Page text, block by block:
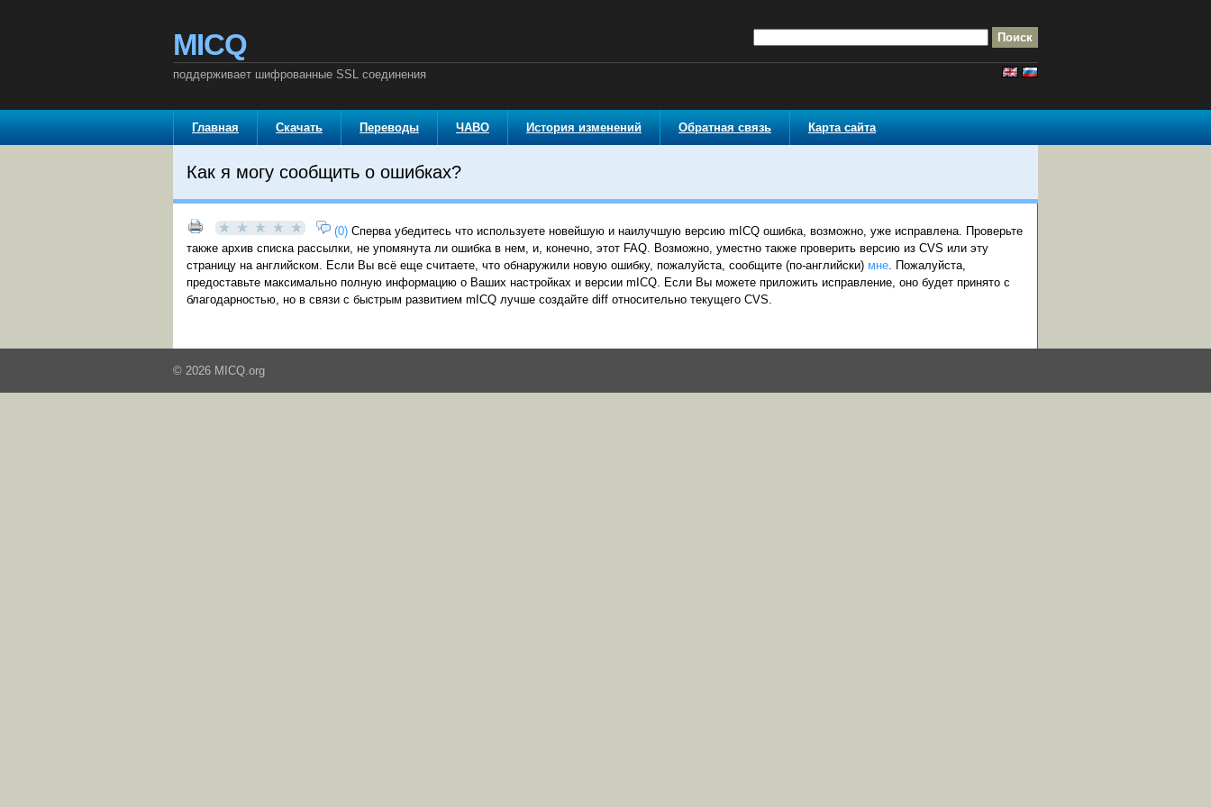
MICQ
поддерживает шифрованные SSL соединения
Главная Скачать Переводы ЧАВО История изменений Обратная связь Карта сайта
Как я могу сообщить о ошибках?
(0) Сперва убедитесь что используете новейшую и наилучшую версию mICQ ошибка, возможно, уже исправлена. Проверьте
также архив списка рассылки, не упомянута ли ошибка в нем, и, конечно, этот FAQ. Возможно, уместно также проверить версию из CVS или эту
страницу на английском. Если Вы всё еще считаете, что обнаружили новую ошибку, пожалуйста, сообщите (по-английски) мне. Пожалуйста,
предоставьте максимально полную информацию о Ваших настройках и версии mICQ. Если Вы можете приложить исправление, оно будет принято с
благодарностью, но в связи с быстрым развитием mICQ лучше создайте diff относительно текущего CVS.
© 2026 MICQ.org